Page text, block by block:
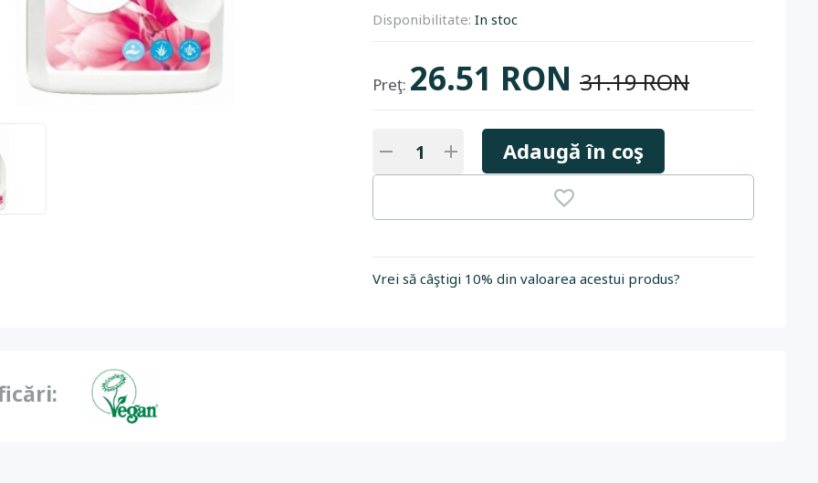
Disponibilitate: In stoc
Preţ: 26.51 RON 31.19 RON
Adaugă în coş
Vrei să câştigi 10% din valoarea acestui produs?